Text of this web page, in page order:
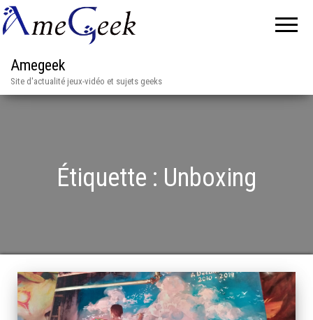
Amegeek
Site d'actualité jeux-vidéo et sujets geeks
Étiquette : Unboxing